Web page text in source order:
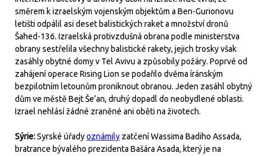
směrem k izraelským vojenským objektům a Ben-Gurionovu
letišti odpálil asi deset balistických raket a množství dronů
Šahed-136. Izraelská protivzdušná obrana podle ministerstva
obrany sestřelila všechny balistické rakety, jejich trosky však
zasáhly obytné domy v Tel Avivu a způsobily požáry. Poprvé od
zahájení operace Rising Lion se podařilo dvěma íránským
bezpilotním letounům proniknout obranou. Jeden zasáhl obytný
dům ve městě Bejt Še’an, druhý dopadl do neobydlené oblasti.
Izrael nehlásí žádné zraněné ani oběti na životech.
Sýrie:Syrské úřadyoznámily zatčení Wassima Badiho Assada,
bratrance bývalého prezidenta Bašára Asada, který je na